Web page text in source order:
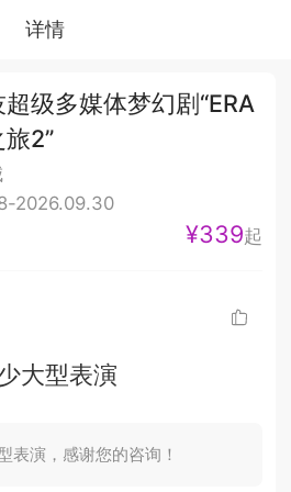
详情
超级多媒体梦幻剧“ERA
2”
2026.09.30
¥339起
大型表演
表演，感谢您的咨询！